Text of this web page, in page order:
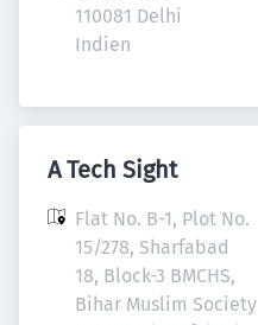
110081 Delhi
Indien
A Tech Sight
Flat No. B-1, Plot No.
15/278, Sharfabad
18, Block-3 BMCHS,
Bihar Muslim Society